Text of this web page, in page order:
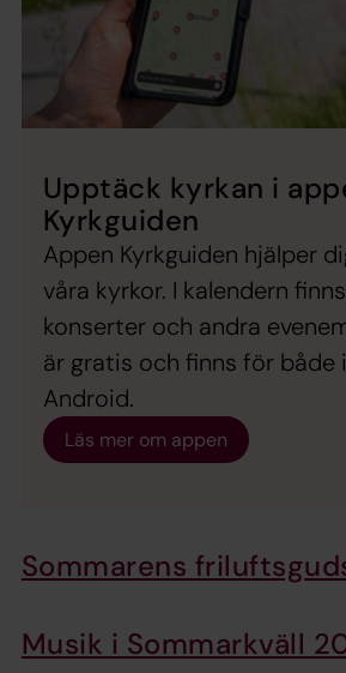
Upptäck kyrkan i
Kyrkguiden
Appen Kyrkguiden hjälper
våra kyrkor. I kalendern
konserter och andra
är gratis och finns för både
Android.
Läs mer om appen
Sommarens
Musik i Sommarkväll